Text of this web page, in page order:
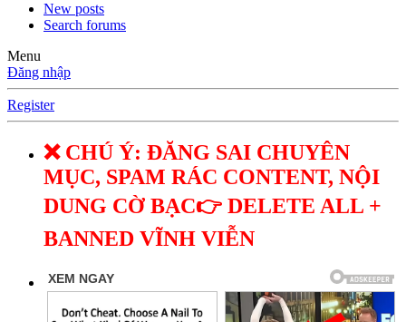
New posts
Search forums
Menu
Đăng nhập
Register
❌ CHÚ Ý: ĐĂNG SAI CHUYÊN
MỤC, SPAM RÁC CONTENT, NỘI
DUNG CỜ BẠC👉 DELETE ALL +
BANNED VĨNH VIỄN